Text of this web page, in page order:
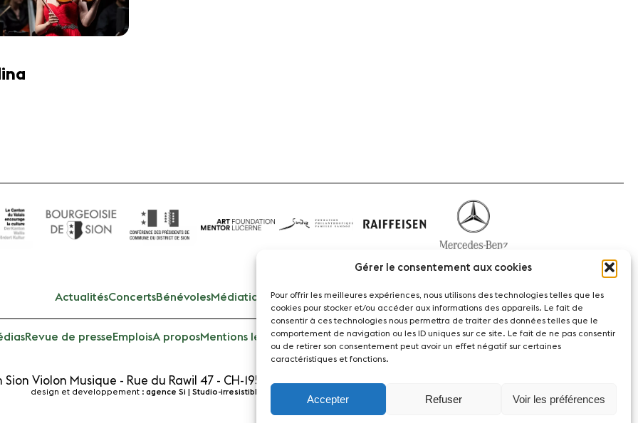
Gérer le consentement aux cookies
Pour offrir les meilleures expériences, nous utilisons des technologies telles que les
cookies pour stocker et/ou accéder aux informations des appareils. Le fait de
consentir à ces technologies nous permettra de traiter des données telles que le
comportement de navigation ou les ID uniques sur ce site. Le fait de ne pas consentir
ou de retirer son consentement peut avoir un effet négatif sur certaines
caractéristiques et fonctions.
Accepter Refuser Voir les préférences
ActualitésConcertsBénévolesMédiation
Revue de presseEmploisA proposMentions légalesContact
Sion Violon Musique - Rue du Rawil 47 - CH-1950 Sion - Switzerland
design et developpement : agence Si | Studio-irresistible - Paris